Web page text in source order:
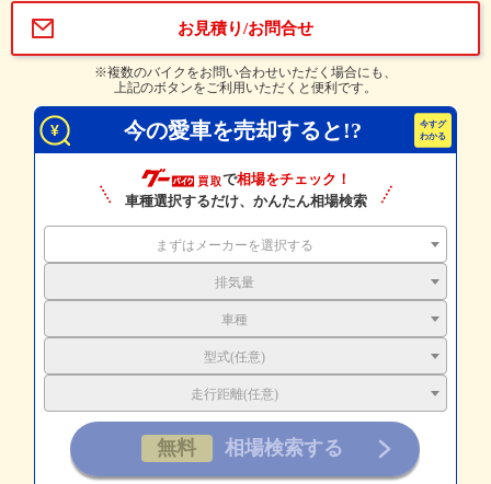
お見積り/お問合せ
※複数のバイクをお問い合わせいただく場合にも、
上記のボタンをご利用いただくと便利です。
今の愛車を売却すると!?
で相場をチェック！
車種選択するだけ、かんたん相場検索
まずはメーカーを選択する
排気量
車種
型式(任意)
走行距離(任意)